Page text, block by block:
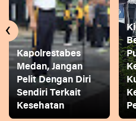
Kapolrestabes
Medan, Jangan
Pelit Dengan Diri
Sendiri Terkait
Kesehatan
‹